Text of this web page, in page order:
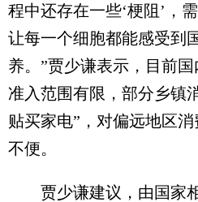
程中还存在一些‘梗阻’，
让每一个细胞都能感受到
养。”贾少谦表示，目前
准入范围有限，部分乡镇
贴买家电”，对偏远地区
不便。
贾少谦建议，由国家相